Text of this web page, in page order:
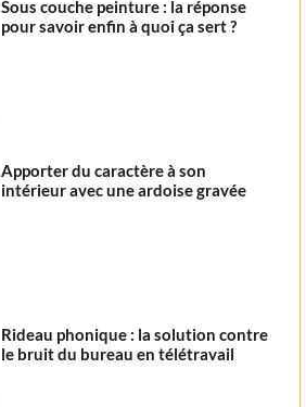
Sous couche peinture : la réponse
pour savoir enfin à quoi ça sert ?
Apporter du caractère à son
intérieur avec une ardoise gravée
Rideau phonique : la solution contre
le bruit du bureau en télétravail